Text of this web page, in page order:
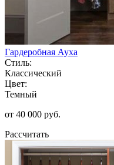
Гардеробная Ауха
Стиль:
Классический
Цвет:
Темный
от 40 000 руб.
Рассчитать